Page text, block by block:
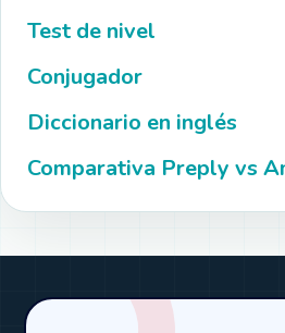
Test de nivel
Conjugador
Diccionario en inglés
Comparativa Preply vs